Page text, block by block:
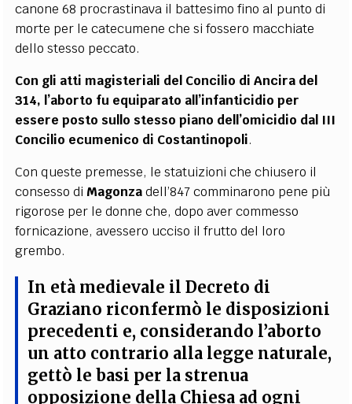
canone 68 procrastinava il battesimo fino al punto di
morte per le catecumene che si fossero macchiate
dello stesso peccato.
Con gli atti magisteriali del Concilio di Ancira del
314, l’aborto fu equiparato all’infanticidio per
essere posto sullo stesso piano dell’omicidio dal III
Concilio ecumenico di Costantinopoli.
Con queste premesse, le statuizioni che chiusero il
consesso di Magonzadell’847 comminarono pene più
rigorose per le donne che, dopo aver commesso
fornicazione, avessero ucciso il frutto del loro
grembo.
In età medievale il Decreto di
Graziano riconfermò le disposizioni
precedenti e, considerando l’aborto
un atto contrario alla legge naturale,
gettò le basi per la strenua
opposizione della Chiesa ad ogni